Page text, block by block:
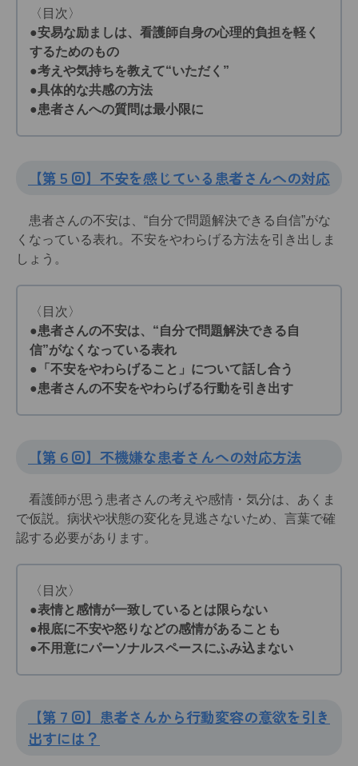
〈目次〉
●安易な励ましは、看護師自身の心理的負担を軽く
するためのもの
●考えや気持ちを教えて“いただく”
●具体的な共感の方法
●患者さんへの質問は最小限に
【第５回】不安を感じている患者さんへの対応
患者さんの不安は、“自分で問題解決できる自信”がな
くなっている表れ。不安をやわらげる方法を引き出しま
しょう。
〈目次〉
●患者さんの不安は、“自分で問題解決できる自
信”がなくなっている表れ
●「不安をやわらげること」について話し合う
●患者さんの不安をやわらげる行動を引き出す
【第６回】不機嫌な患者さんへの対応方法
看護師が思う患者さんの考えや感情・気分は、あくま
で仮説。病状や状態の変化を見逃さないため、言葉で確
認する必要があります。
〈目次〉
●表情と感情が一致しているとは限らない
●根底に不安や怒りなどの感情があることも
●不用意にパーソナルスペースにふみ込まない
【第７回】患者さんから行動変容の意欲を引き
出すには？